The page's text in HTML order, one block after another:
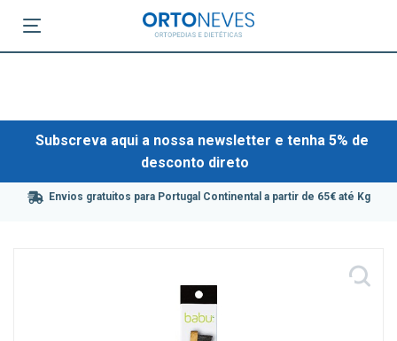
Subscreva aqui a nossa newsletter e tenha 5% de
desconto direto
Envios gratuitos para Portugal Continental a partir de 65€ até Kg